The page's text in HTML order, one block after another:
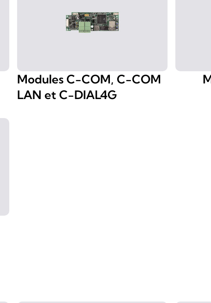
Modules C-COM, C-COM
LAN et C-DIAL4G